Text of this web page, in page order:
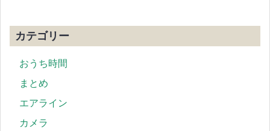
カテゴリー
おうち時間
まとめ
エアライン
カメラ